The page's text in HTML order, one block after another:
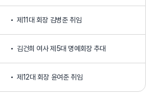
제11대 회장 김병준 취임
김건희 여사 제5대 명예회장 추대
제12대 회장 윤여준 취임